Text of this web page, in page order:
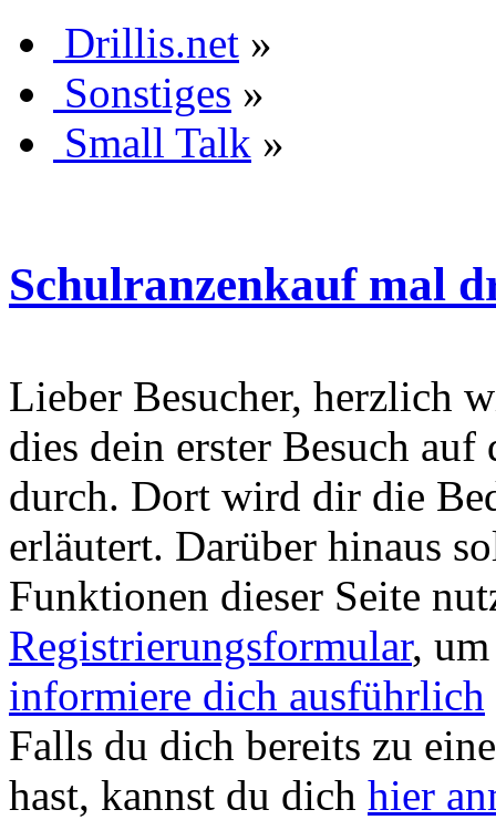
Drillis.net »
Sonstiges »
Small Talk »
Schulranzenkauf mal
Lieber Besucher, herzlich
dies dein erster Besuch
durch. Dort wird dir die
erläutert. Darüber hinaus
Funktionen dieser Seite
Registrierungsformular,
informiere dich ausführlich
Falls du dich bereits zu
hast, kannst du dich hier